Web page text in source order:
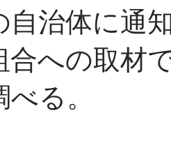
自治体に通
合への取材
る。